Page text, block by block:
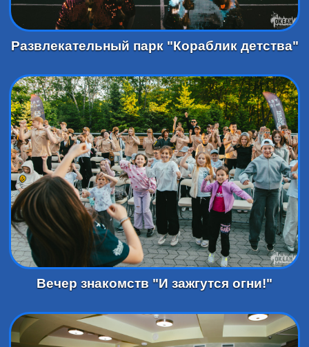
Развлекательный парк "Кораблик детства"
Вечер знакомств "И зажгутся огни!"